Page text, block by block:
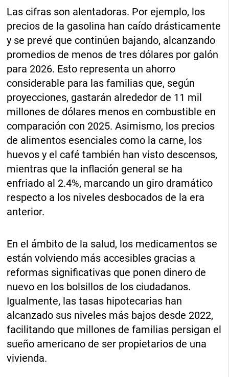
Las cifras son alentadoras. Por ejemplo, los
precios de la gasolina han caído drásticamente
y se prevé que continúen bajando, alcanzando
promedios de menos de tres dólares por galón
para 2026. Esto representa un ahorro
considerable para las familias que, según
proyecciones, gastarán alrededor de 11 mil
millones de dólares menos en combustible en
comparación con 2025. Asimismo, los precios
de alimentos esenciales como la carne, los
huevos y el café también han visto descensos,
mientras que la inflación general se ha
enfriado al 2.4%, marcando un giro dramático
respecto a los niveles desbocados de la era
anterior.
En el ámbito de la salud, los medicamentos se
están volviendo más accesibles gracias a
reformas significativas que ponen dinero de
nuevo en los bolsillos de los ciudadanos.
Igualmente, las tasas hipotecarias han
alcanzado sus niveles más bajos desde 2022,
facilitando que millones de familias persigan el
sueño americano de ser propietarios de una
vivienda.